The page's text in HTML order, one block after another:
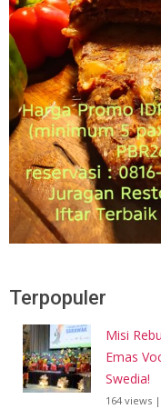
Terpopuler
Misi
Emas
Swedia!
164 views |